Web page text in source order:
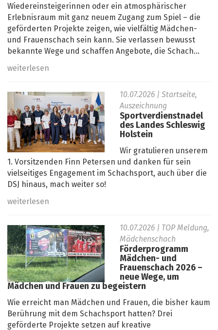
Wiedereinsteigerinnen oder ein atmosphärischer
Erlebnisraum mit ganz neuem Zugang zum Spiel – die
geförderten Projekte zeigen, wie vielfältig Mädchen-
und Frauenschach sein kann. Sie verlassen bewusst
bekannte Wege und schaffen Angebote, die Schach...
weiterlesen
10.07.2026 | Startseite,
Auszeichnung
Sportverdienstnadel
des Landes Schleswig
Holstein
Wir gratulieren unserem
1. Vorsitzenden Finn Petersen und danken für sein
vielseitiges Engagement im Schachsport, auch über die
DSJ hinaus, mach weiter so!
weiterlesen
10.07.2026 | TOP Meldung,
Mädchenschach
Förderprogramm
Mädchen- und
Frauenschach 2026 –
neue Wege, um
Mädchen und Frauen zu begeistern
Wie erreicht man Mädchen und Frauen, die bisher kaum
Berührung mit dem Schachsport hatten? Drei
geförderte Projekte setzen auf kreative